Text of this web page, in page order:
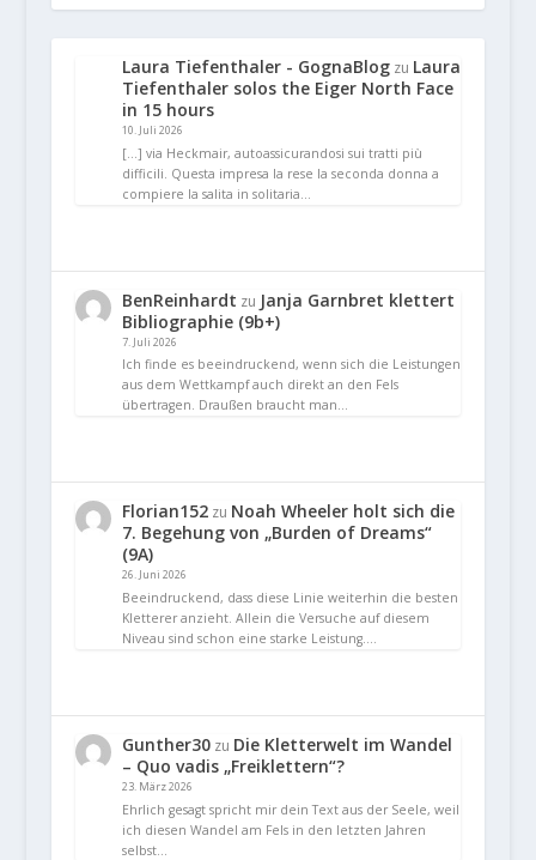
Laura Tiefenthaler - GognaBlogzu Laura
Tiefenthaler solos the Eiger North Face
in 15 hours
10. Juli 2026
[…] via Heckmair, autoassicurandosi sui tratti più
difficili. Questa impresa la rese la seconda donna a
compiere la salita in solitaria…
BenReinhardt zu Janja Garnbret klettert
Bibliographie (9b+)
7. Juli 2026
Ich finde es beeindruckend, wenn sich die Leistungen
aus dem Wettkampf auch direkt an den Fels
übertragen. Draußen braucht man…
Florian152zu Noah Wheeler holt sich die
7. Begehung von „Burden of Dreams“
(9A)
26. Juni 2026
Beeindruckend, dass diese Linie weiterhin die besten
Kletterer anzieht. Allein die Versuche auf diesem
Niveau sind schon eine starke Leistung.…
Gunther30zu Die Kletterwelt im Wandel
– Quo vadis „Freiklettern“?
23. März 2026
Ehrlich gesagt spricht mir dein Text aus der Seele, weil
ich diesen Wandel am Fels in den letzten Jahren
selbst…